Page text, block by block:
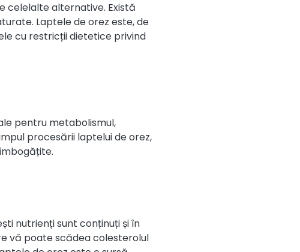
celelalte alternative. Există
Laptele de orez este, de
cu restricții dietetice privind
pentru metabolismul,
procesării laptelui de orez,
nutrienți sunt conținuți și în
vă poate scădea colesterolul